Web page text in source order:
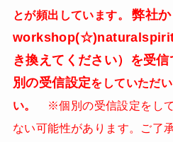
とが頻出しています。弊社
き換えてください）を受
別の受信設定をしていただ
い。
※個別の受信設定をし
ない可能性があります。ご了